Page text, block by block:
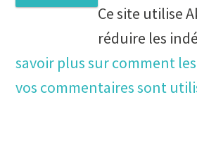
Ce site utilise
réduire les
savoir plus sur comment
vos commentaires sont